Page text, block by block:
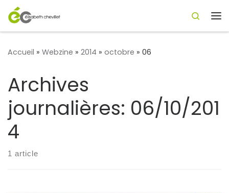
Passer au contenu
Search
Accueil » Webzine » 2014 » octobre » 06
Archives
journalières: 06/10/201
4
1 article